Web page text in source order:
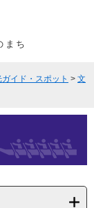
まち
ガイド・スポット > 文